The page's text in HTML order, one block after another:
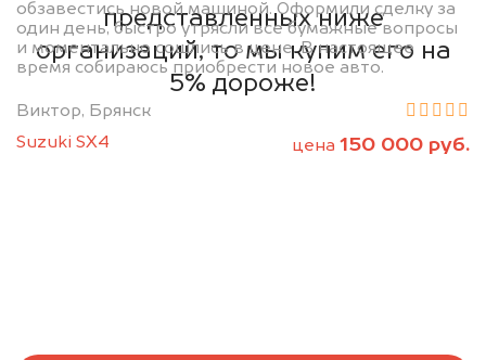
обзавестись новой машиной. Оформили сделку за
один день, быстро утрясли все бумажные вопросы
и моментально сошлись в цене. В настоящее
время собираюсь приобрести новое авто.
Виктор, Брянск
Suzuki SX4
цена 150 000 руб.
представленных ниже
организаций, то мы купим его на
5% дороже!